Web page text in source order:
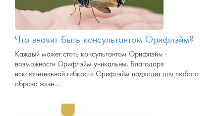
Что значит быть консультантом Орифлэйм?
Каждый может стать консультантом Орифлэйм -
возможности Орифлэйм уникальны. Благодаря
исключительной гибкости Орифлэйм подходит для любого
образа жизн...